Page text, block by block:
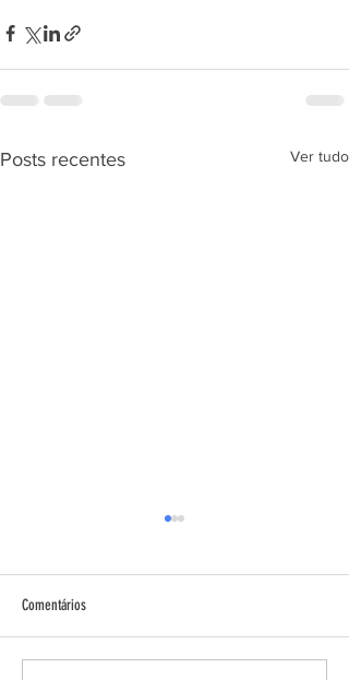
Posts recentes Ver tudo
Comentários